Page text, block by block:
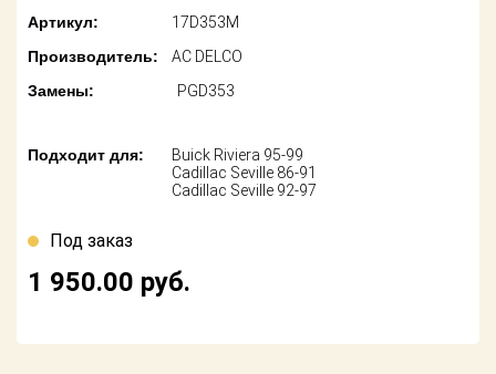
Поставщикам
сотрудничество
Артикул:
17D353M
Производитель:
AC DELCO
Замены:
PGD353
Подходит для:
Buick Riviera 95-99
Cadillac Seville 86-91
Cadillac Seville 92-97
Под заказ
1 950.00 руб.